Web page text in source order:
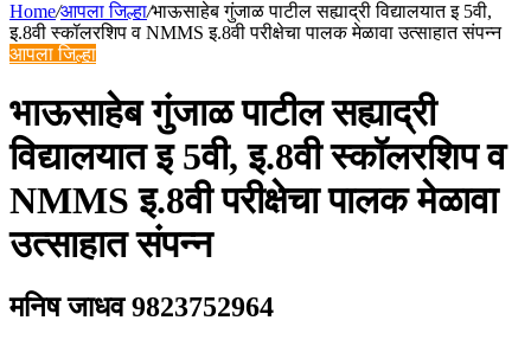
Home/आपला जिल्हा/भाऊसाहेब गुंजाळ पाटील सह्याद्री विद्यालयात इ 5वी,
इ.8वी स्कॉलरशिप व NMMS इ.8वी परीक्षेचा पालक मेळावा उत्साहात संपन्न
आपला जिल्हा
भाऊसाहेब गुंजाळ पाटील सह्याद्री
विद्यालयात इ 5वी, इ.8वी स्कॉलरशिप व
NMMS इ.8वी परीक्षेचा पालक मेळावा
उत्साहात संपन्न
मनिष जाधव 9823752964